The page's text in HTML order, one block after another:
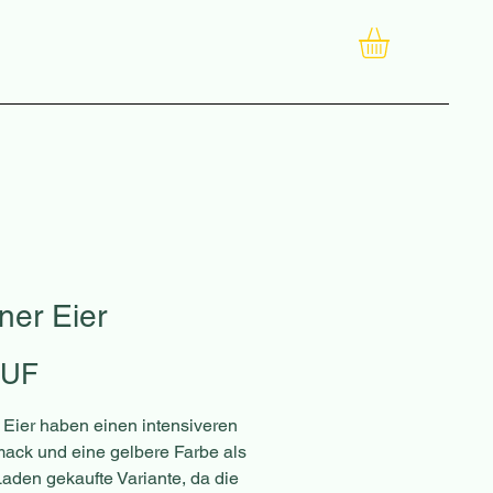
Eier
Preis
haben einen intensiveren
und eine gelbere Farbe als
gekaufte Variante, da die